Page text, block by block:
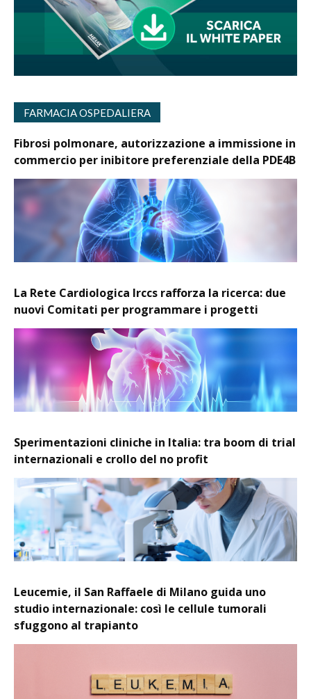
FARMACIA OSPEDALIERA
Fibrosi polmonare, autorizzazione a immissione in
commercio per inibitore preferenziale della PDE4B
La Rete Cardiologica Irccs rafforza la ricerca: due
nuovi Comitati per programmare i progetti
Sperimentazioni cliniche in Italia: tra boom di trial
internazionali e crollo del no profit
Leucemie, il San Raffaele di Milano guida uno
studio internazionale: così le cellule tumorali
sfuggono al trapianto